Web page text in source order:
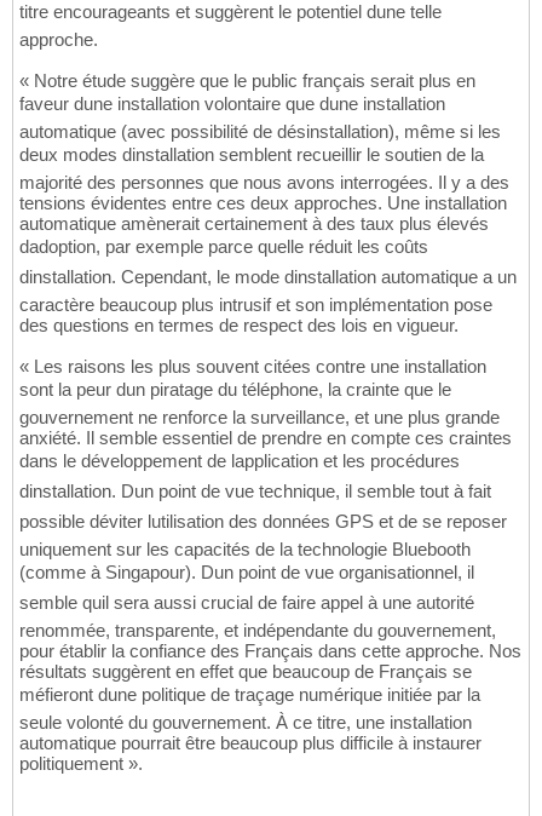
titre encourageants et suggèrent le potentiel dune telle
approche.
« Notre étude suggère que le public français serait plus en
faveur dune installation volontaire que dune installation
automatique (avec possibilité de désinstallation), même si les
deux modes dinstallation semblent recueillir le soutien de la
majorité des personnes que nous avons interrogées. Il y a des
tensions évidentes entre ces deux approches. Une installation
automatique amènerait certainement à des taux plus élevés
dadoption, par exemple parce quelle réduit les coûts
dinstallation. Cependant, le mode dinstallation automatique a un
caractère beaucoup plus intrusif et son implémentation pose
des questions en termes de respect des lois en vigueur.
« Les raisons les plus souvent citées contre une installation
sont la peur dun piratage du téléphone, la crainte que le
gouvernement ne renforce la surveillance, et une plus grande
anxiété. Il semble essentiel de prendre en compte ces craintes
dans le développement de lapplication et les procédures
dinstallation. Dun point de vue technique, il semble tout à fait
possible déviter lutilisation des données GPS et de se reposer
uniquement sur les capacités de la technologie Bluebooth
(comme à Singapour). Dun point de vue organisationnel, il
semble quil sera aussi crucial de faire appel à une autorité
renommée, transparente, et indépendante du gouvernement,
pour établir la confiance des Français dans cette approche. Nos
résultats suggèrent en effet que beaucoup de Français se
méfieront dune politique de traçage numérique initiée par la
seule volonté du gouvernement. À ce titre, une installation
automatique pourrait être beaucoup plus difficile à instaurer
politiquement ».